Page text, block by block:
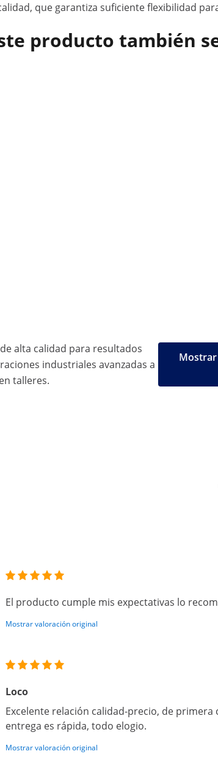
que garantiza suficiente flexibilidad
producto también
alta calidad para resultados
industriales avanzadas a
talleres.
El producto cumple mis expectativas lo
Mostrar valoración original
Loco
Excelente relación calidad-precio, de
entrega es rápida, todo elogio.
Mostrar valoración original